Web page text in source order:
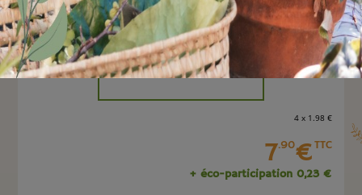
Unité
-
4 x 1 .98 €
7.90€TTC
+ éco-participation 0,23 €